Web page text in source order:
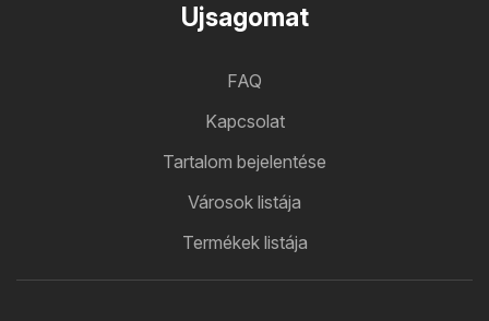
Ujsagomat
FAQ
Kapcsolat
Tartalom bejelentése
Városok listája
Termékek listája